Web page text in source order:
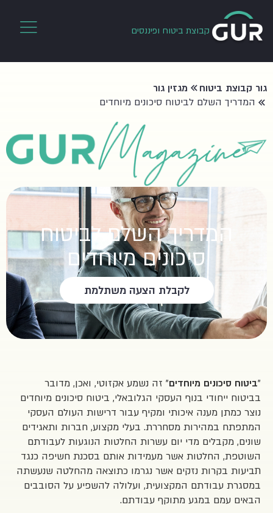
קבוצת ביטוח ופיננסים
גור קבוצת ביטוח מגזין גור
המדריך השלם לביטוח סיכונים מיוחדים
המדריך השלם לביטוח
סיכונים מיוחדים
לקבלת הצעה משתלמת
"ביטוח סיכונים מיוחדים" זה נשמע אקזוטי, ואכן, מדובר
בביטוח ייחודי בנוף העסקי הגלובאלי, ביטוח סיכונים מיוחדים
נוצר כמתן מענה איכותי ומקיף עבור דרישות העולם העסקי
המתפתח במהירות מסחררת. בעלי מקצוע, חברות ותאגידים
שונים, מקבלים מדי יום עשרות החלטות הנוגעות לעבודתם
השוטפת, החלטות אשר מעמידות אותם בסכנת חשיפה כנגד
תביעות בקרות נזקים אשר נגרמו כתוצאה מהחלטה שנעשתה
במסגרת עבודתם המקצועית, ועלולה להשפיע על הסובבים
הבאים עמם במגע מתוקף עבודתם.